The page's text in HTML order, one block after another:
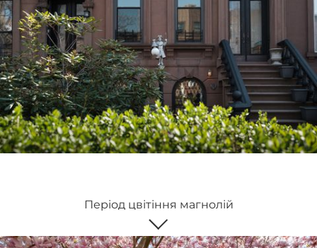
Період цвітіння магнолій